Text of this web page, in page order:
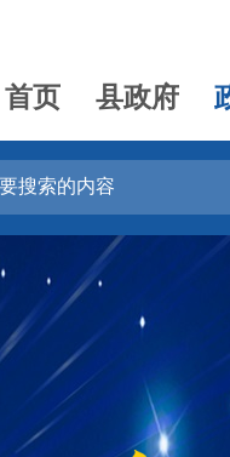
首页 县政府